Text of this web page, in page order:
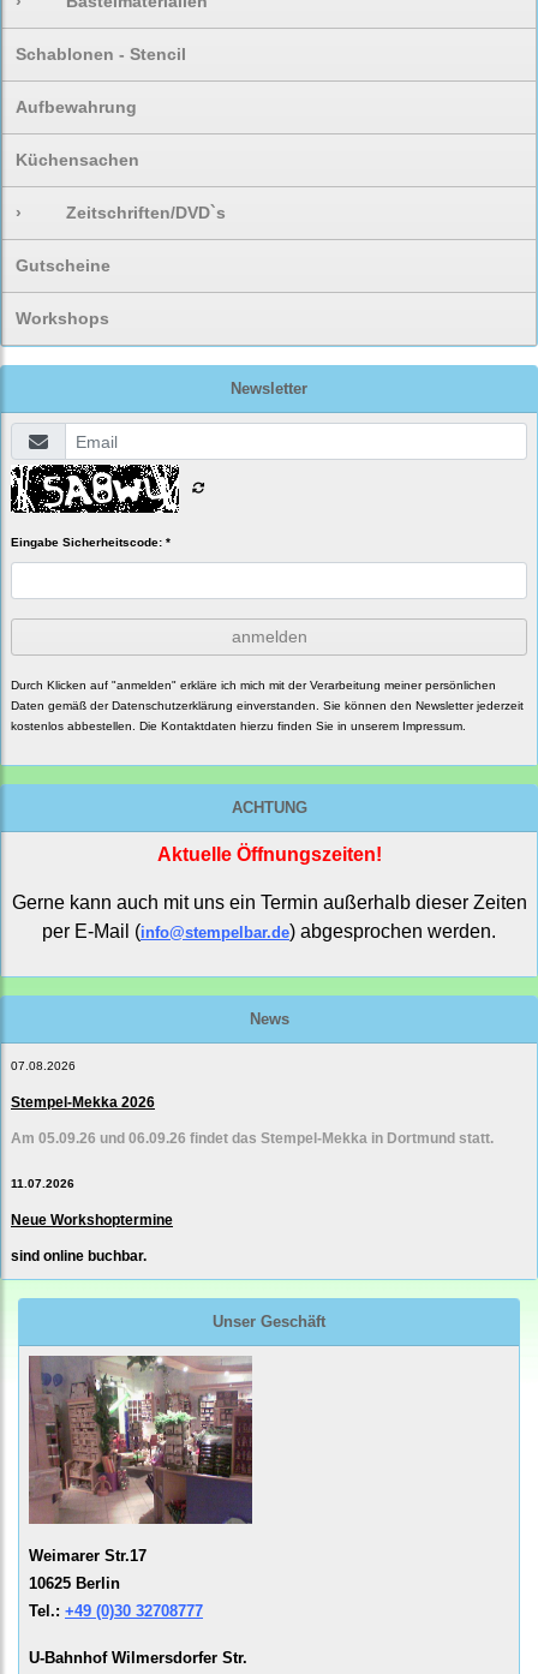
Schablonen - Stencil
Aufbewahrung
Küchensachen
› Zeitschriften/DVD`s
Gutscheine
Workshops
Newsletter
Eingabe Sicherheitscode: *
anmelden
Durch Klicken auf "anmelden" erkläre ich mich mit der Verarbeitung meiner persönlichen
Daten gemäß der Datenschutzerklärung einverstanden. Sie können den Newsletter jederzeit
kostenlos abbestellen. Die Kontaktdaten hierzu finden Sie in unserem Impressum.
ACHTUNG
Aktuelle Öffnungszeiten!
Gerne kann auch mit uns ein Termin außerhalb dieser Zeiten
per E-Mail (info@stempelbar.de) abgesprochen werden.
News
07.08.2026
Stempel-Mekka 2026
Am 05.09.26 und 06.09.26 findet das Stempel-Mekka in Dortmund statt.
11.07.2026
Neue Workshoptermine
sind online buchbar.
Unser Geschäft
Weimarer Str.17
10625 Berlin
Tel.: +49 (0)30 32708777
U-Bahnhof Wilmersdorfer Str.